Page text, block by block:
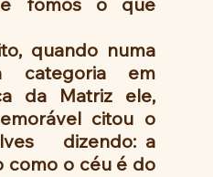
quando numa
categoria em
da Matriz ele,
citou  o
dizendo: a
como o céu é do